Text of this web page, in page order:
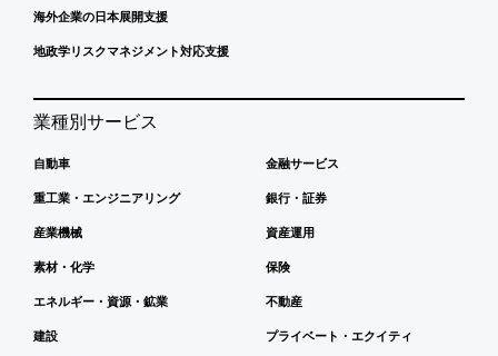
海外企業の日本展開支援
地政学リスクマネジメント対応支援
業種別サービス
自動車
重工業・エンジニアリング
産業機械
素材・化学
エネルギー・資源・鉱業
建設
金融サービス
銀行・証券
資産運用
保険
不動産
プライベート・エクイティ